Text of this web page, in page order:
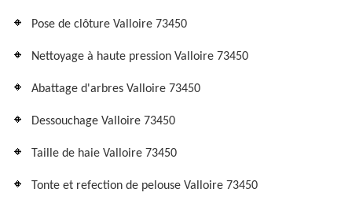
Pose de clôture Valloire 73450
Nettoyage à haute pression Valloire 73450
Abattage d'arbres Valloire 73450
Dessouchage Valloire 73450
Taille de haie Valloire 73450
Tonte et refection de pelouse Valloire 73450